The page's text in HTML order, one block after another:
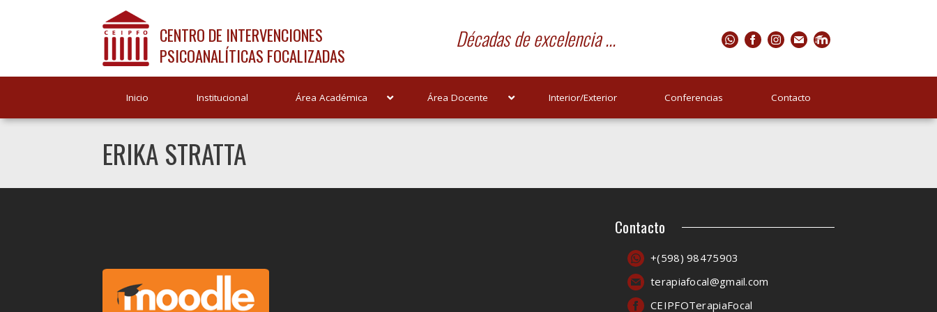
CENTRO DE INTERVENCIONES
PSICOANALÍTICAS FOCALIZADAS
Décadas de excelencia ...
Inicio Institucional Área Académica Área Docente Interior/Exterior Conferencias Contacto
ERIKA STRATTA
Contacto
+(598) 98475903
terapiafocal@gmail.com
CEIPFOTerapiaFocal